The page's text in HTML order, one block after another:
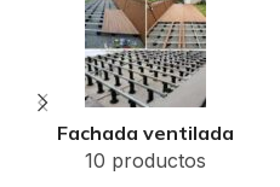
Fachada ventilada
10 productos